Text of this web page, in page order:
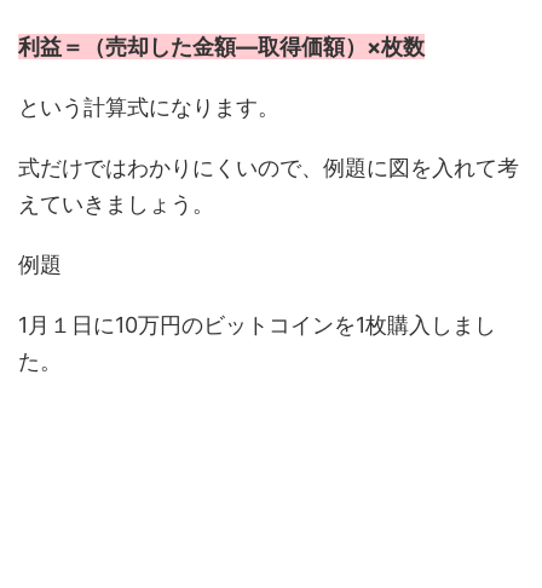
利益＝（売却した金額―取得価額）×枚数
という計算式になります。
式だけではわかりにくいので、例題に図を入れて考
えていきましょう。
例題
1月１日に10万円のビットコインを1枚購入しまし
た。